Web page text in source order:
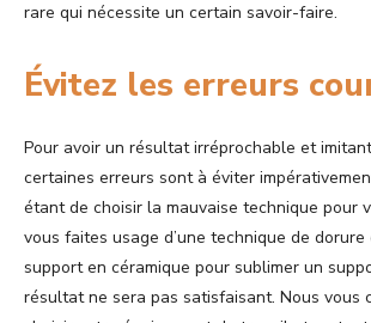
rare qui nécessite un certain savoir-faire.
Évitez les erreurs
Pour avoir un résultat irréprochable et
certaines erreurs sont à éviter
étant de choisir la mauvaise technique pour
vous faites usage d’une technique de
support en céramique pour sublimer un
résultat ne sera pas satisfaisant. Nous vous